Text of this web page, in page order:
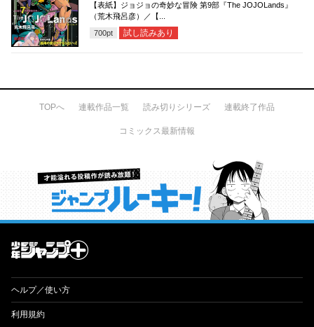
【表紙】ジョジョの奇妙な冒険 第9部『The JOJOLands』
（荒木飛呂彦）／【...
700pt 試し読みあり
TOPへ 連載作品一覧 読み切りシリーズ 連載終了作品
コミックス最新情報
才能溢れる投稿作が読み放題！ ジャンプルーキー！
ヘルプ／使い方
利用規約